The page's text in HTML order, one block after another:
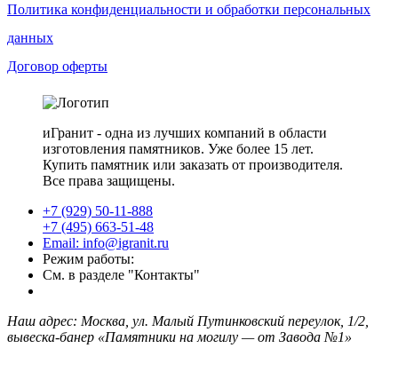
Политика конфиденциальности и обработки персональных
данных
Договор оферты
иГранит - одна из лучших компаний в области
изготовления памятников. Уже более 15 лет.
Купить памятник или заказать от производителя.
Все права защищены.
+7 (929) 50-11-888
+7 (495) 663-51-48
Email: info@igranit.ru
Режим работы:
См. в разделе "Контакты"
Наш адрес: Москва, ул. Малый Путинковский переулок, 1/2,
вывеска-банер «Памятники на могилу — от Завода №1»